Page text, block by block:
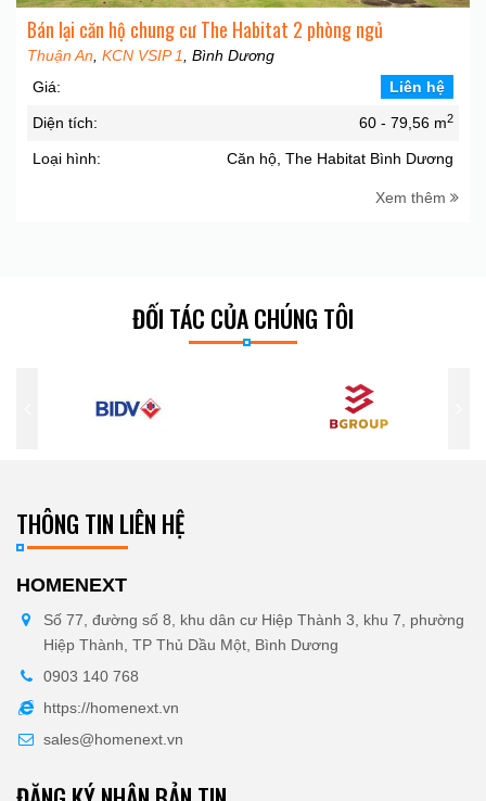
Bán lại căn hộ chung cư The Habitat 2 phòng ngủ
Thuận An KCN VSIP 1
, Bình Dương
Giá:
Liên hệ
Diện tích: 60 - 79,56 m2
Loại hình: Căn hộ, The Habitat Bình Dương
Xem thêm
ĐỐI TÁC CỦA CHÚNG TÔI
THÔNG TIN LIÊN HỆ
HOMENEXT
Số 77, đường số 8, khu dân cư Hiệp Thành 3, khu 7, phường
Hiệp Thành, TP Thủ Dầu Một, Bình Dương
0903 140 768
https://homenext.vn
sales@homenext.vn